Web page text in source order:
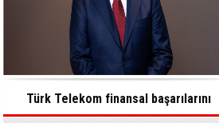
Türk Telekom finansal başarılarını